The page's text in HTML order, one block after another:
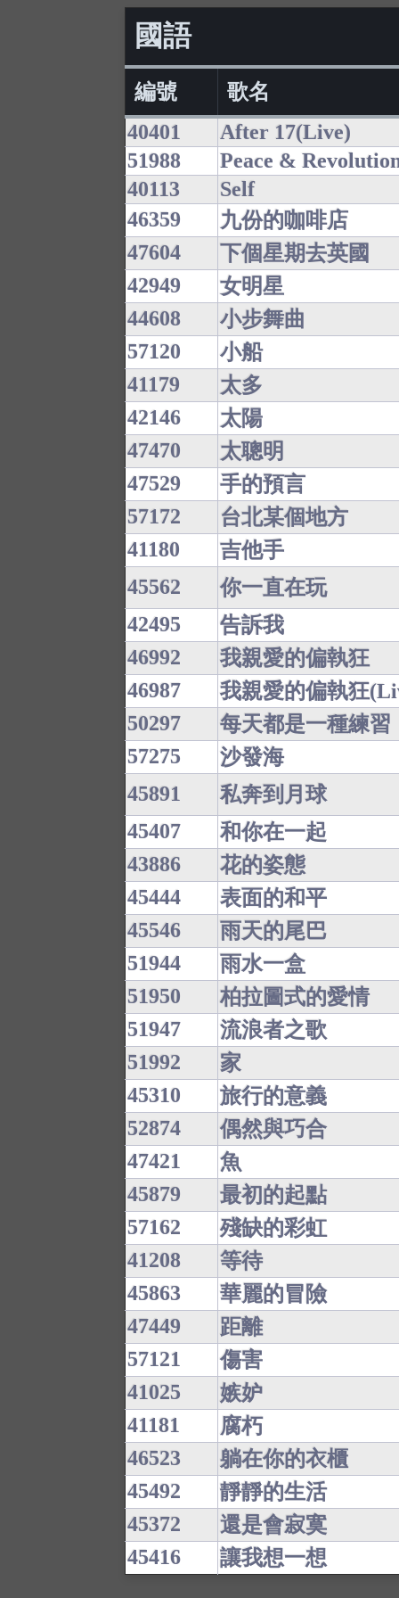
國語
編號
歌名
40401
After 17(Live)
51988
Peace &
40113
Self
46359
九份的咖啡店
47604
下個星期去英國
42949
女明星
44608
小步舞曲
57120
小船
41179
太多
42146
太陽
47470
太聰明
47529
手的預言
57172
台北某個地方
41180
吉他手
45562
你一直在玩
42495
告訴我
46992
我親愛的偏執狂
46987
我親愛的偏執狂
50297
每天都是一種練習
57275
沙發海
45891
私奔到月球
45407
和你在一起
43886
花的姿態
45444
表面的和平
45546
雨天的尾巴
51944
雨水一盒
51950
柏拉圖式的愛情
51947
流浪者之歌
51992
家
45310
旅行的意義
52874
偶然與巧合
47421
魚
45879
最初的起點
57162
殘缺的彩虹
41208
等待
45863
華麗的冒險
47449
距離
57121
傷害
41025
嫉妒
41181
腐朽
46523
躺在你的衣櫃
45492
靜靜的生活
45372
還是會寂寞
45416
讓我想一想